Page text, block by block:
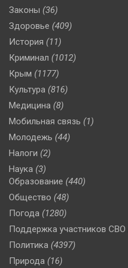
Законы (36)
Здоровье (409)
История (11)
Криминал (1012)
Крым (1177)
Культура (816)
Медицина (8)
Мобильная связь (1)
Молодежь (44)
Налоги (2)
Наука (3)
Образование (440)
Общество (48)
Погода (1280)
Поддержка участников СВО
Политика (4397)
Природа (16)